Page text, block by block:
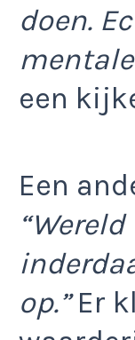
doen.
een
Een
op.”Er